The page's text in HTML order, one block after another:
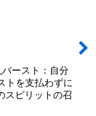
ースト：自分
トを支払わずに
スピリットの召